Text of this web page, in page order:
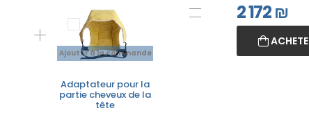
Ajouter à la commande
Adaptateur pour la
partie cheveux de la
tête
2 172₪